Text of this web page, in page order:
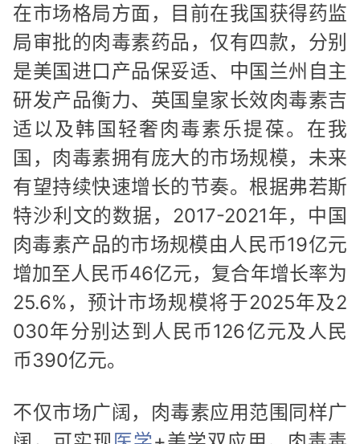
在市场格局方面，目前在我国获得药监
局审批的肉毒素药品，仅有四款，分别
是美国进口产品保妥适、中国兰州自主
研发产品衡力、英国皇家长效肉毒素吉
适以及韩国轻奢肉毒素乐提葆。在我
国，肉毒素拥有庞大的市场规模，未来
有望持续快速增长的节奏。根据弗若斯
特沙利文的数据，2017-2021年，中国
肉毒素产品的市场规模由人民币19亿元
增加至人民币46亿元，复合年增长率为
25.6%，预计市场规模将于2025年及2
030年分别达到人民币126亿元及人民
币390亿元。
不仅市场广阔，肉毒素应用范围同样广